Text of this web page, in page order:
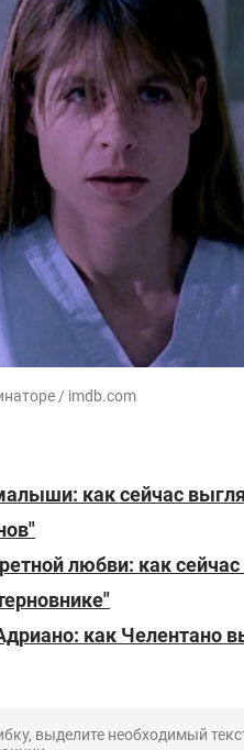
/ imdb.com
как сейчас
любви: как
как Челентано
выделите необходимый